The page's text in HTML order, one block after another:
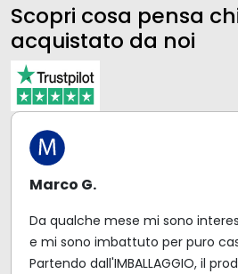
Scopri cosa pensa
acquistato da noi
Marco G.
Da qualche mese mi sono
e mi sono imbattuto per puro
Partendo dall'IMBALLAGGIO, il